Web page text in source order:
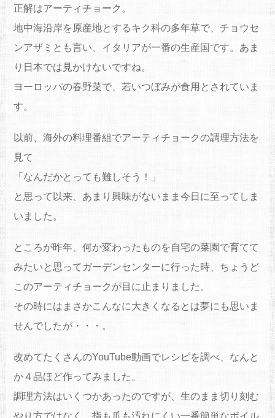
正解はアーティチョーク。
地中海沿岸を原産地とするキク科の多年草で、チョウセ
ンアザミとも言い、イタリアが一番の生産国です。あま
り日本では見かけないですね。
ヨーロッパの春野菜で、若いつぼみが食用とされていま
す。
以前、海外の料理番組でアーティチョークの調理方法を
見て
「なんだかとっても難しそう！」
と思って以来、あまり興味がないまま今日に至ってしま
いました。
ところが昨年、何か変わったものを自宅の菜園で育てて
みたいと思ってガーデンセンターに行った時、ちょうど
このアーティチョークが目に止まりました。
その時にはまさかこんなに大きくなるとは夢にも思いま
せんでしたが・・・。
改めてたくさんのYouTube動画でレシピを調べ、なんと
か４品ほど作ってみました。
調理方法はいくつかあったのですが、生のまま切り刻む